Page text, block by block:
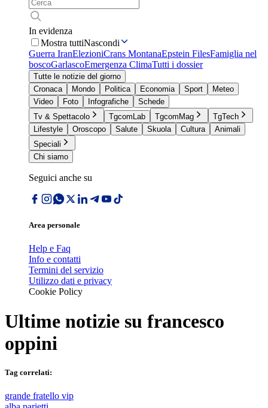
In evidenza
Mostra tuttiNascondi
Guerra IranElezioniCrans MontanaEpstein FilesFamiglia nel
boscoGarlascoEmergenza ClimaTutti i dossier
Tutte le notizie del giorno
Cronaca
Mondo Politica Economia Sport
Meteo
Video
Foto Infografiche
Schede
Tv & Spettacolo
TgcomLab TgcomMag
TgTech
Lifestyle
Oroscopo Salute Skuola Cultura
Animali
Speciali
Chi siamo
Seguici anche su
Area personale
Help e Faq
Info e contatti
Termini del servizio
Utilizzo dati e privacy
Cookie Policy
Ultime notizie su francesco
oppini
Tag correlati:
grande fratello vip